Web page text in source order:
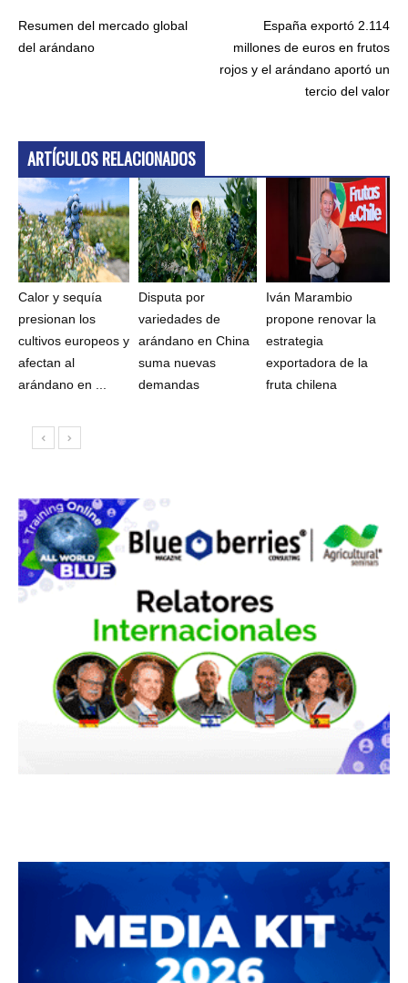
Resumen del mercado global
del arándano
España exportó 2.114
millones de euros en frutos
rojos y el arándano aportó un
tercio del valor
ARTÍCULOS RELACIONADOS
Calor y sequía
presionan los
cultivos europeos y
afectan al
arándano en ...
Disputa por
variedades de
arándano en China
suma nuevas
demandas
Iván Marambio
propone renovar la
estrategia
exportadora de la
fruta chilena